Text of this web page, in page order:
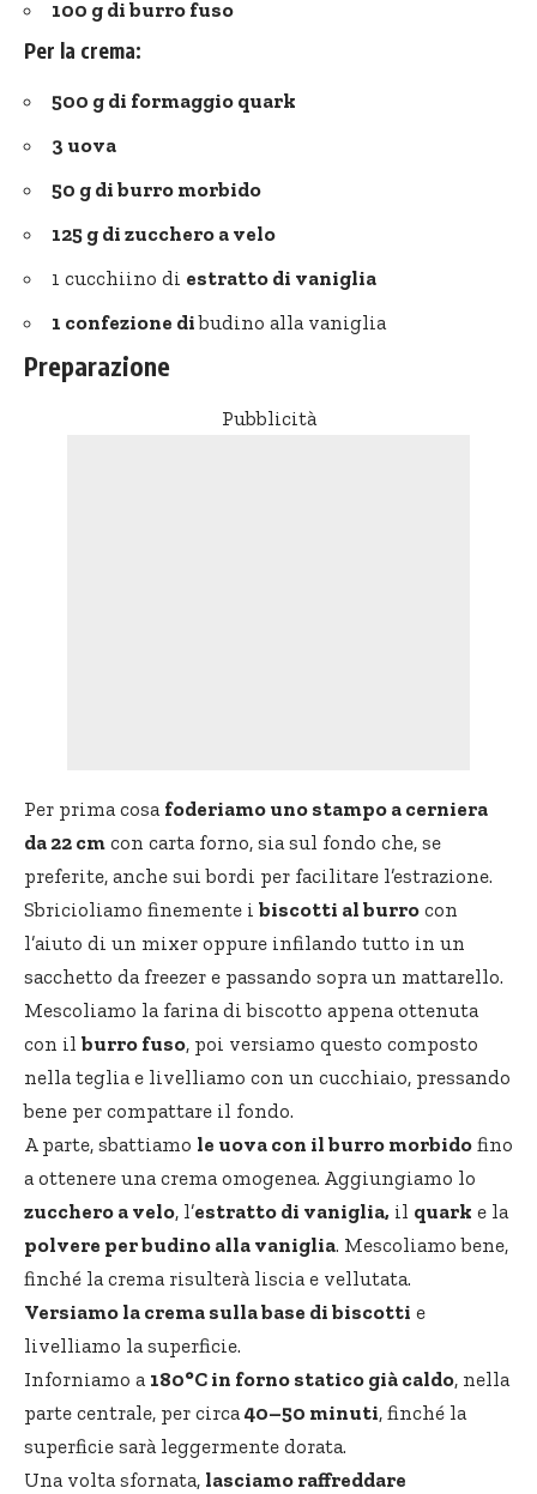
100 g di burro fuso
Per la crema:
500 g di formaggio quark
3 uova
50 g di burro morbido
125 g di zucchero a velo
1 cucchiino di estratto di vaniglia
1 confezione dibudino alla vaniglia
Preparazione
Pubblicità
Per prima cosa foderiamo uno stampo a cerniera
da 22 cm con carta forno, sia sul fondo che, se
preferite, anche sui bordi per facilitare l’estrazione.
Sbricioliamo finemente i biscotti al burro con
l’aiuto di un mixer oppure infilando tutto in un
sacchetto da freezer e passando sopra un mattarello.
Mescoliamo la farina di biscotto appena ottenuta
con il burro fuso, poi versiamo questo composto
nella teglia e livelliamo con un cucchiaio, pressando
bene per compattare il fondo.
A parte, sbattiamo le uova con il burro morbido fino
a ottenere una crema omogenea. Aggiungiamo lo
zucchero a velo, l’estratto di vaniglia, il quark e la
polvere per budino alla vaniglia. Mescoliamo bene,
finché la crema risulterà liscia e vellutata.
Versiamo la crema sulla base di biscotti e
livelliamo la superficie.
Inforniamo a 180°C in forno statico già caldo, nella
parte centrale, per circa40–50 minuti, finché la
superficie sarà leggermente dorata.
Una volta sfornata, lasciamo raffreddare